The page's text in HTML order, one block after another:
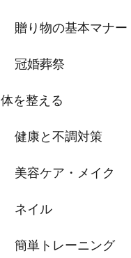
贈り物の基本マナー
冠婚葬祭
体を整える
健康と不調対策
美容ケア・メイク
ネイル
簡単トレーニング